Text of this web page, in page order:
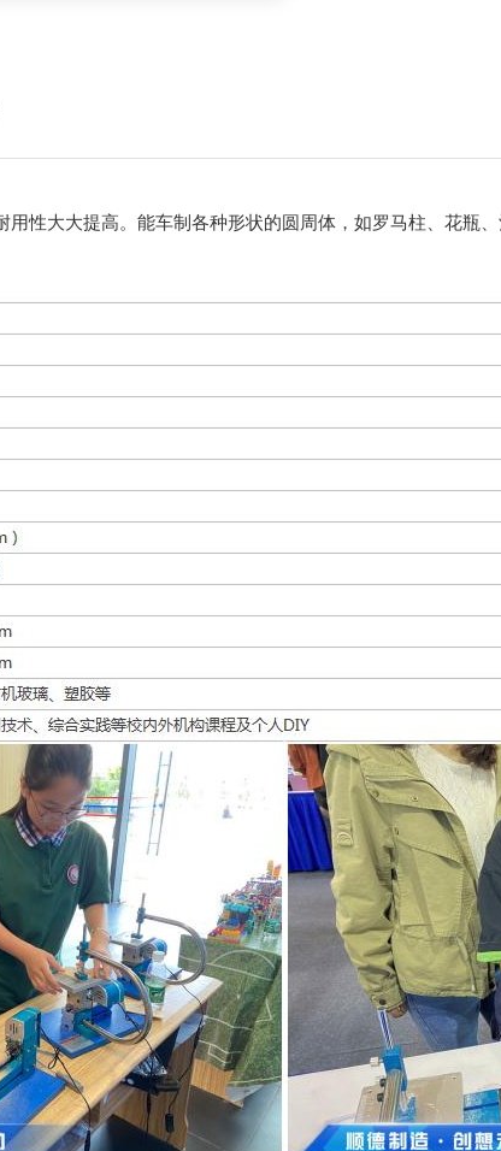
性大大提高。能车制各种形状的圆周体，如罗马柱、花瓶